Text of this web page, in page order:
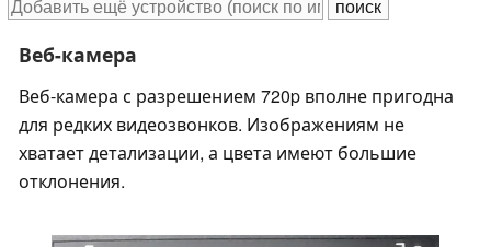
Веб-камера
Веб-камера с разрешением 720p вполне пригодна
для редких видеозвонков. Изображениям не
хватает детализации, а цвета имеют большие
отклонения.